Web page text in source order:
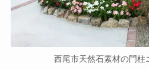
西尾市天然石素材の門柱